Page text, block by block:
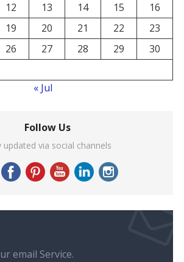
12 13 14 15
16
19 20 21 22
23
26 27 28 29
30
« Jul
Follow Us
updated via social channels
email Service.